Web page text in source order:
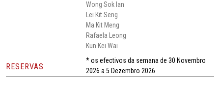
Wong Sok Ian
Lei Kit Seng
Ma Kit Meng
Rafaela Leong
Kun Kei Wai
RESERVAS
* os efectivos da semana de 30 Novembro
2026 a 5 Dezembro 2026